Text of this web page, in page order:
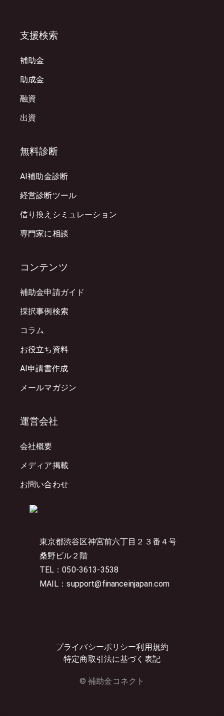
東京都渋谷区神宮前六丁目２３番４号
桑野ビル２階
TEL：050-3613-3538
MAIL：support@financeinjapan.com
プライバシーポリシー利用規約
特定商取引法に基づく表記
© 補助金コネクト
支援検索
補助金
助成金
融資
出資
無料診断
AI補助金診断
経営診断ツール
借り換えシミュレーション
専門家に相談
コンテンツ
補助金申請ガイド
採択事例検索
コラム
お役立ち資料
AI申請書作成
メールマガジン
運営会社
会社概要
メディア掲載
お問い合わせ